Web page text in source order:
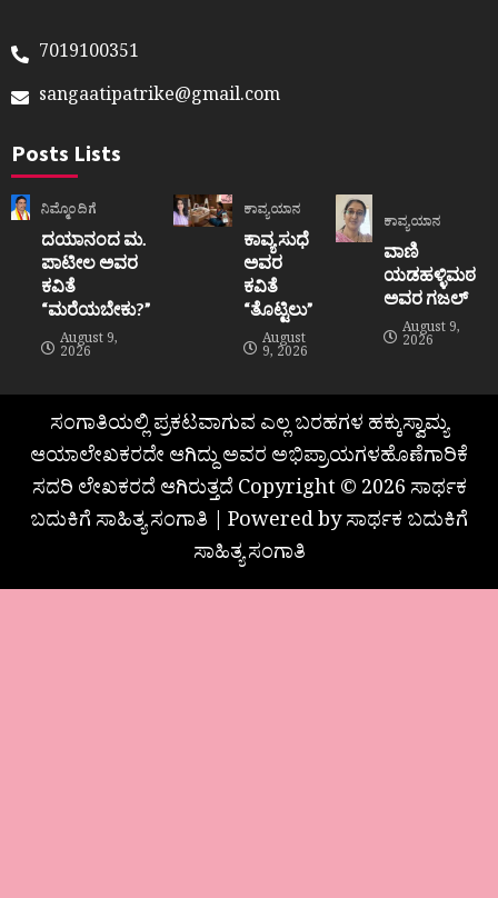
7019100351
sangaatipatrike@gmail.com
Posts Lists
ನಿಮ್ಮೊಂದಿಗೆ
ದಯಾನಂದ ಮ.
ಪಾಟೀಲ ಅವರ
ಕವಿತೆ
“ಮರೆಯಬೇಕು?”
August 9,
2026
ಕಾವ್ಯಯಾನ
ಕಾವ್ಯ ಸುಧೆ
ಅವರ
ಕವಿತೆ
“ತೊಟ್ಟಿಲು”
August
9, 2026
ಕಾವ್ಯಯಾನ
ವಾಣಿ
ಯಡಹಳ್ಳಿಮಠ
ಅವರ ಗಜಲ್
August 9,
2026
ಸಂಗಾತಿಯಲ್ಲಿ ಪ್ರಕಟವಾಗುವ ಎಲ್ಲ ಬರಹಗಳ ಹಕ್ಕುಸ್ವಾಮ್ಯ
ಆಯಾಲೇಖಕರದೇ ಆಗಿದ್ದು ಅವರ ಅಭಿಪ್ರಾಯಗಳಹೊಣೆಗಾರಿಕೆ
ಸದರಿ ಲೇಖಕರದೆ ಆಗಿರುತ್ತದೆ Copyright © 2026 ಸಾರ್ಥಕ
ಬದುಕಿಗೆ ಸಾಹಿತ್ಯ ಸಂಗಾತಿ | Powered by ಸಾರ್ಥಕ ಬದುಕಿಗೆ
ಸಾಹಿತ್ಯ ಸಂಗಾತಿ